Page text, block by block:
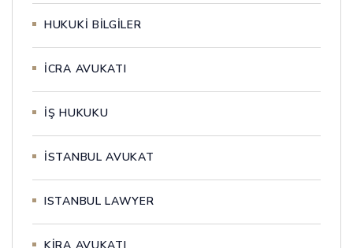
HUKUKİ BİLGİLER
İCRA AVUKATI
İŞ HUKUKU
İSTANBUL AVUKAT
ISTANBUL LAWYER